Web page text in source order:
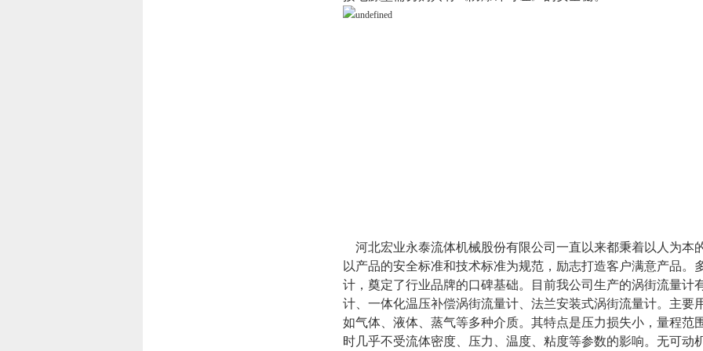
河北宏业永泰流体机械股份有限公司一直以来都秉着以人为本
以产品的安全标准和技术标准为规范，励志打造客户满意产品。
计，奠定了行业品牌的口碑基础。目前我公司生产的涡街流量计
计、一体化温压补偿涡街流量计、法兰安装式涡街流量计。主要
如气体、液体、蒸气等多种介质。其特点是压力损失小，量程范
时几乎不受流体密度、压力、温度、粘度等参数的影响。无可动